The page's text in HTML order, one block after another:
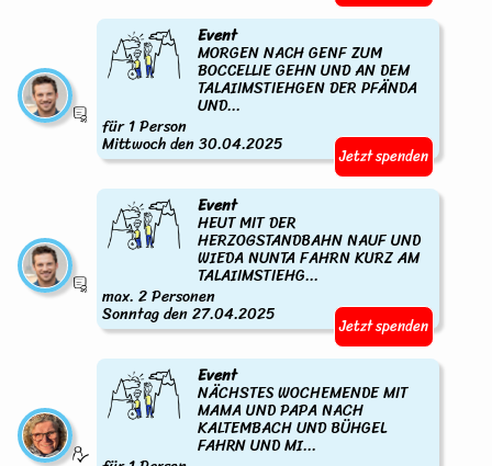
Event
MORGEN NACH GENF ZUM
BOCCELLIE GEHN UND AN DEM
TALAIIMSTIEHGEN DER PFÄNDA
UND...
für 1 Person
Mittwoch den 30.04.2025 Jetzt spenden
Event
HEUT MIT DER
HERZOGSTANDBAHN NAUF UND
WIEDA NUNTA FAHRN KURZ AM
TALAIIMSTIEHG...
max. 2 Personen
Sonntag den 27.04.2025 Jetzt spenden
Event
NÄCHSTES WOCHEMENDE MIT
MAMA UND PAPA NACH
KALTEMBACH UND BÜHGEL
FAHRN UND MI...